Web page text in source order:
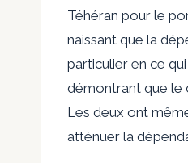
Téhéran pour le
naissant que la
particulier en ce
démontrant que le
Les deux ont
atténuer la